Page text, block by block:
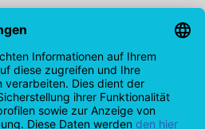
Online Shop